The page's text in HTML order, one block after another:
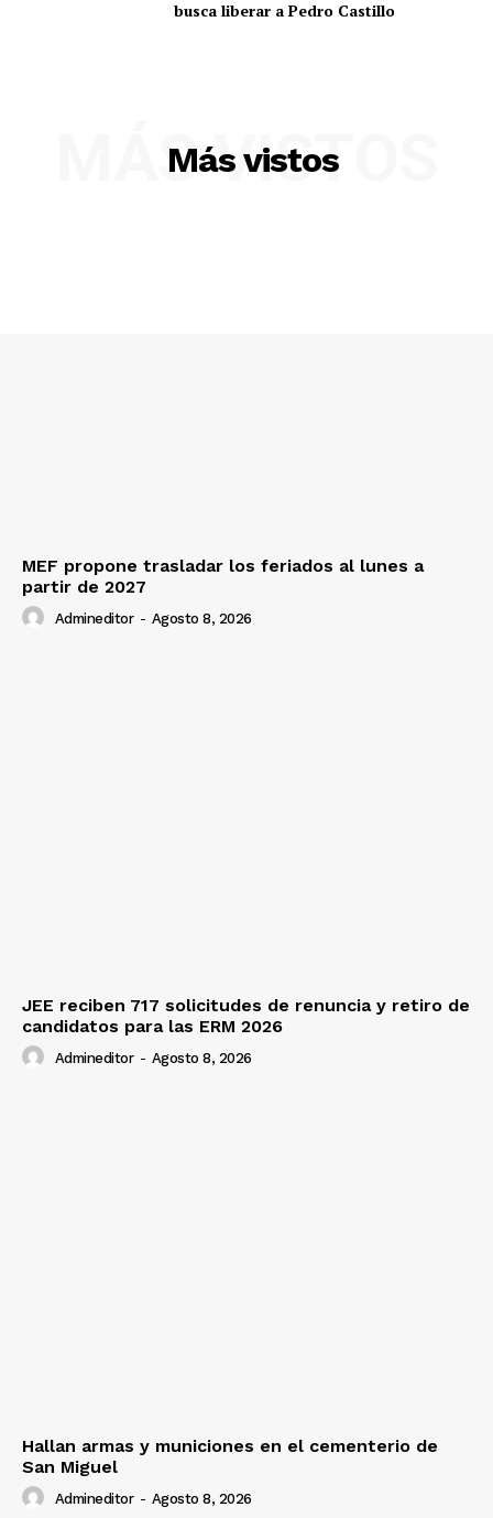
busca liberar a Pedro Castillo
Más vistos
MÁS VISTOS
MEF propone trasladar los feriados al lunes a
partir de 2027
Admineditor - Agosto 8, 2026
JEE reciben 717 solicitudes de renuncia y retiro de
candidatos para las ERM 2026
Admineditor - Agosto 8, 2026
Hallan armas y municiones en el cementerio de
San Miguel
Admineditor - Agosto 8, 2026